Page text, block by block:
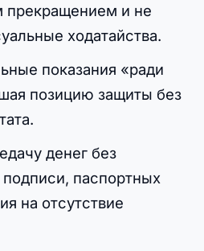
прекращением и не
ходатайства.
показания «ради
позицию защиты без
денег без
подписи, паспортных
на отсутствие